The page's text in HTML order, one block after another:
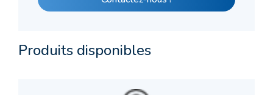
Produits disponibles